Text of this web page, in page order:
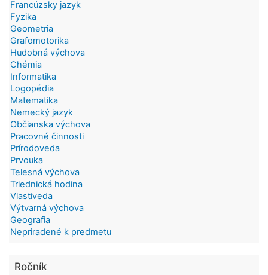
Francúzsky jazyk
Fyzika
Geometria
Grafomotorika
Hudobná výchova
Chémia
Informatika
Logopédia
Matematika
Nemecký jazyk
Občianska výchova
Pracovné činnosti
Prírodoveda
Prvouka
Telesná výchova
Triednická hodina
Vlastiveda
Výtvarná výchova
Geografia
Nepriradené k predmetu
Ročník